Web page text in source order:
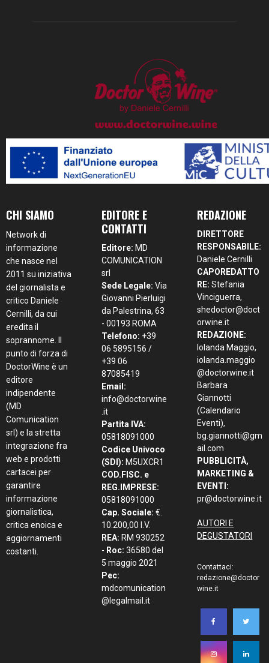
CHI SIAMO
Network di
informazione
che nasce nel
2011 su iniziativa
del giornalista e
critico Daniele
Cernilli, da cui
eredita il
soprannome. Il
punto di forza di
DoctorWine è un
editore
indipendente
(MD
Comunication
srl) e la stretta
integrazione fra
web e prodotti
cartacei per
garantire
informazione
giornalistica,
critica enoica e
aggiornamenti
costanti.
EDITORE E
CONTATTI
Editore: MD
COMUNICATION
srl
Sede Legale: Via
Giovanni Pierluigi
da Palestrina, 63
- 00193 ROMA
Telefono: +39
06 5895156 /
+39 06
87085419
Email:
info@doctorwine
.it
Partita IVA:
05818091000
Codice Univoco
(SDI): M5UXCR1
COD.FISC. e
REG.IMPRESE:
05818091000
Cap. Sociale: €.
10.200,00 I.V.
REA: RM 930252
- Roc: 36580 del
5 maggio 2021
Pec:
mdcomunication
@legalmail.it
REDAZIONE
DIRETTORE
RESPONSABILE:
Daniele Cernilli
CAPOREDATTO
RE: Stefania
Vinciguerra,
shedoctor@doct
orwine.it
REDAZIONE:
Iolanda Maggio,
iolanda.maggio
@doctorwine.it
Barbara
Giannotti
(Calendario
Eventi),
bg.giannotti@gm
ail.com
PUBBLICITÀ,
MARKETING &
EVENTI:
pr@doctorwine.it
AUTORI E
DEGUSTATORI
Contattaci:
redazione@doctor
wine.it